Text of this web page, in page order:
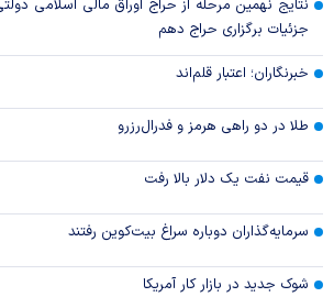
جزئیات برگزاری حراج دهم
خبرنگاران؛ اعتبار قلم‌اند
طلا در دو راهی هرمز و فدرال‌رزرو
قیمت نفت یک دلار بالا رفت
سرمایه‌گذاران دوباره سراغ بیت‌کوین رفتند
شوک جدید در بازار کار آمریکا